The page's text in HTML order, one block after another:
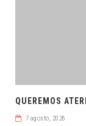
7 agosto, 2026